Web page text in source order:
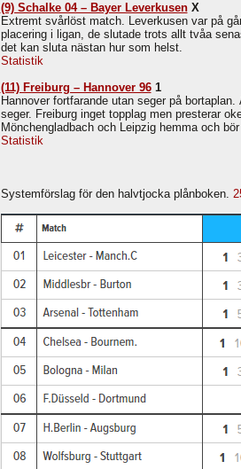
(9) Schalke 04 – Bayer Leverkusen X
Extremt svårlöst match. Leverkusen var på
placering i ligan, de slutade trots allt tvåa
det kan sluta nästan hur som helst.
Statistik
(11) Freiburg – Hannover 96 1
Hannover fortfarande utan seger på
seger. Freiburg inget topplag men presterar
Mönchengladbach och Leipzig hemma och
Statistik
Systemförslag för den halvtjocka plånboken.